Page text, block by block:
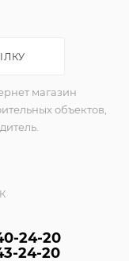
магазин
объектов,
24-20
24-20